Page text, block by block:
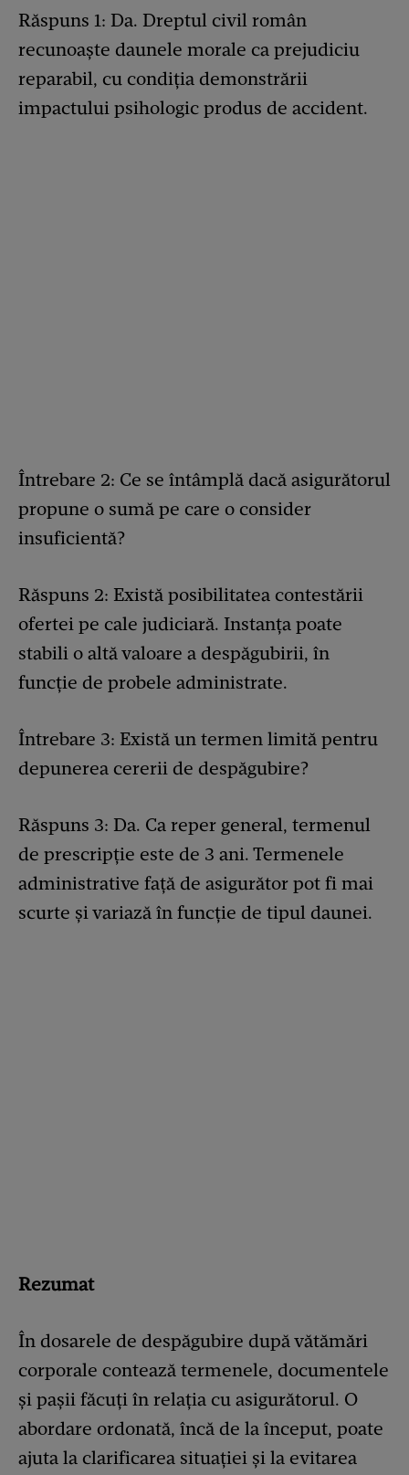
Răspuns 1: Da. Dreptul civil român
recunoaște daunele morale ca prejudiciu
reparabil, cu condiția demonstrării
impactului psihologic produs de accident.
Întrebare 2: Ce se întâmplă dacă asigurătorul
propune o sumă pe care o consider
insuficientă?
Răspuns 2: Există posibilitatea contestării
ofertei pe cale judiciară. Instanța poate
stabili o altă valoare a despăgubirii, în
funcție de probele administrate.
Întrebare 3: Există un termen limită pentru
depunerea cererii de despăgubire?
Răspuns 3: Da. Ca reper general, termenul
de prescripție este de 3 ani. Termenele
administrative față de asigurător pot fi mai
scurte și variază în funcție de tipul daunei.
Rezumat
În dosarele de despăgubire după vătămări
corporale contează termenele, documentele
și pașii făcuți în relația cu asigurătorul. O
abordare ordonată, încă de la început, poate
ajuta la clarificarea situației și la evitarea